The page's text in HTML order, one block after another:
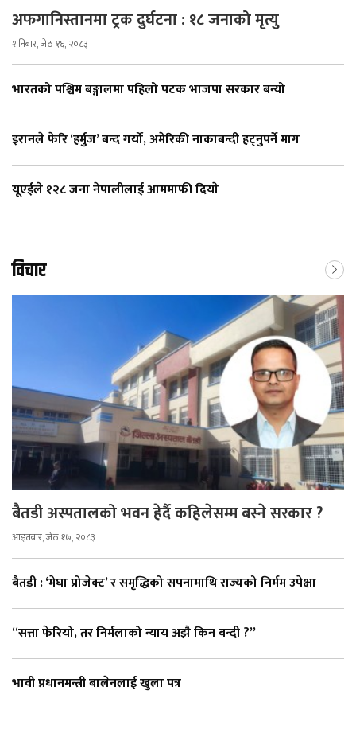
अफगानिस्तानमा ट्रक दुर्घटना : १८ जनाको मृत्यु
शनिबार, जेठ १६, २०८३
भारतको पश्चिम बङ्गालमा पहिलो पटक भाजपा सरकार बन्यो
इरानले फेरि ‘हर्मुज’ बन्द गर्यो, अमेरिकी नाकाबन्दी हट्नुपर्ने माग
यूएईले १२८ जना नेपालीलाई आममाफी दियाे
विचार
बैतडी अस्पतालको भवन हेर्दै कहिलेसम्म बस्ने सरकार ?
आइतबार, जेठ १७, २०८३
बैतडी : ‘मेघा प्रोजेक्ट’ र समृद्धिको सपनामाथि राज्यको निर्मम उपेक्षा
“सत्ता फेरियो, तर निर्मलाको न्याय अझै किन बन्दी ?”
भावी प्रधानमन्त्री बालेनलाई खुला पत्र